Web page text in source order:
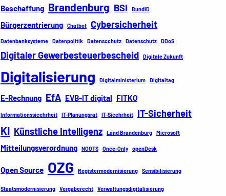
Beschaffung Brandenburg BSI BundID
Bürgerzentrierung Chatbot Cybersicherheit
Datenbanksysteme Datenpolitik Datenscchutz Datenschutz DDoS
Digitaler Gewerbesteuerbescheid Digitale Zukunft
Digitalisierung Digitalministerium Digitaltag
E-Rechnung EfA EVB-IT digital FITKO
Informationssicehrheit IT-Planungsrat IT-Sicehrheit IT-Sicherheit
KI Künstliche Intelligenz Land Brandenburg Microsoft
Mitteilungsverordnung NOOTS Once-Only openDesk
Open Source OZG Registermodernisierung Sensibilisierung
Staatsmodernisierung Vergaberecht Verwaltungsdigitalisierung